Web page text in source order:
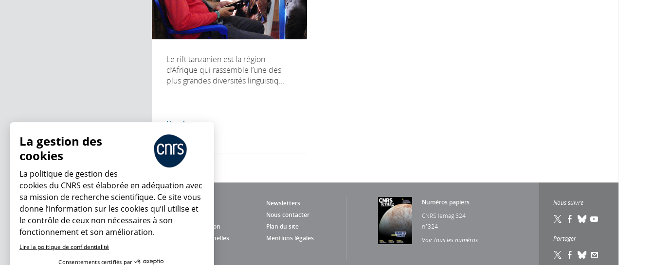
Le rift tanzanien est la région
d’Afrique qui rassemble l’une des
plus grandes diversités linguistiq...
Lire plus
Newsletters
Nous contacter
Charte d'utilisation
Plan du site
Données personnelles
Mentions légales
Numéros papiers
CNRS lemag 324
n°324
Voir tous les numéros
Nous suivre
Partager
En ce moment
La gestion des
cookies
La politique de gestion des
cookies du CNRS est élaborée en adéquation avec
sa mission de recherche scientifique. Ce site vous
donne l’information sur les cookies qu’il utilise et
le contrôle de ceux non nécessaires à son
fonctionnement et son amélioration.
Lire la politique de confidentialité
Consentements certifiés par